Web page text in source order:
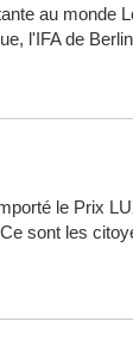
au monde
l'IFA de
le Prix
sont les